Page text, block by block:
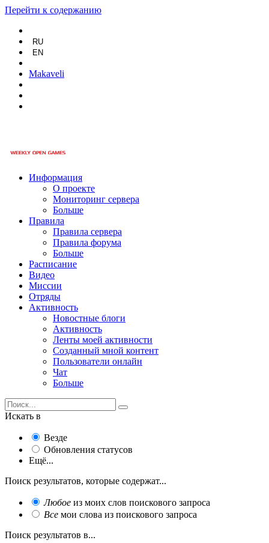
Перейти к содержанию
RU
EN
Makaveli
Информация
О проекте
Мониторинг сервера
Больше
Правила
Правила сервера
Правила форума
Больше
Расписание
Видео
Миссии
Отряды
Активность
Новостные блоги
Активность
Ленты моей активности
Созданный мной контент
Пользователи онлайн
Чат
Больше
Искать в
Везде
Обновления статусов
Ещё...
Поиск результатов, которые содержат...
Любое из моих слов поискового запроса
Все мои слова из поискового запроса
Поиск результатов в...